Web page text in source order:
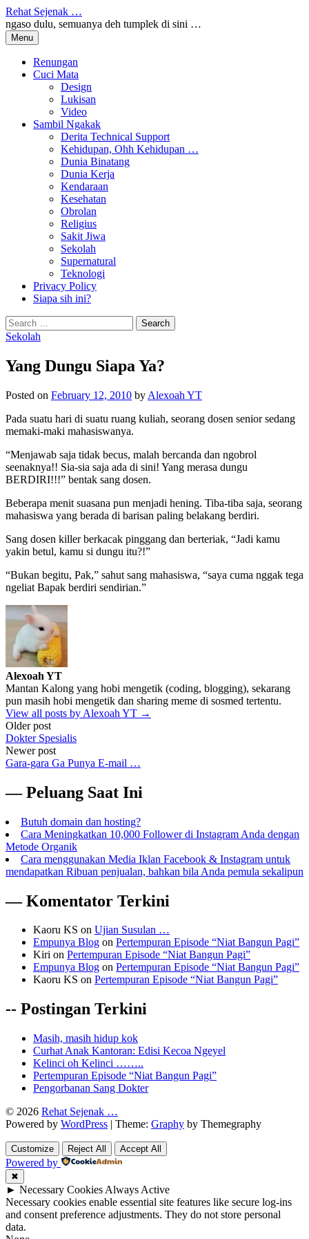
Skip
to
content
Rehat Sejenak …
ngaso dulu, semuanya deh tumplek di sini …
Menu
Renungan
Cuci Mata
Design
Lukisan
Video
Sambil Ngakak
Derita Technical Support
Kehidupan, Ohh Kehidupan …
Dunia Binatang
Dunia Kerja
Kendaraan
Kesehatan
Obrolan
Religius
Sakit Jiwa
Sekolah
Supernatural
Teknologi
Privacy Policy
Siapa sih ini?
Search
for:
Sekolah
Yang Dungu Siapa Ya?
Posted on February 12, 2010 by Alexoah YT
Pada suatu hari di suatu ruang kuliah, seorang dosen senior sedang
memaki-maki mahasiswanya.
“Menjawab saja tidak becus, malah bercanda dan ngobrol
seenaknya!! Sia-sia saja ada di sini! Yang merasa dungu
BERDIRI!!!” bentak sang dosen.
Beberapa menit suasana pun menjadi hening. Tiba-tiba saja, seorang
mahasiswa yang berada di barisan paling belakang berdiri.
Sang dosen killer berkacak pinggang dan berteriak, “Jadi kamu
yakin betul, kamu si dungu itu?!”
“Bukan begitu, Pak,” sahut sang mahasiswa, “saya cuma nggak tega
ngeliat Bapak berdiri sendirian.”
Alexoah YT
Mantan Kalong yang hobi mengetik (coding, blogging), sekarang
pun masih hobi mengetik dan sharing meme di sosmed tertentu.
View all posts by Alexoah YT →
Post
navigation
Older post
Dokter Spesialis
Newer post
Gara-gara Ga Punya E-mail …
— Peluang Saat Ini
Butuh domain dan hosting?
Cara Meningkatkan 10,000 Follower di Instagram Anda dengan
Metode Organik
Cara menggunakan Media Iklan Facebook & Instagram untuk
mendapatkan Ribuan penjualan, bahkan bila Anda pemula sekalipun
— Komentator Terkini
Kaoru KS on Ujian Susulan …
Empunya Blog on Pertempuran Episode “Niat Bangun Pagi”
Kiri on Pertempuran Episode “Niat Bangun Pagi”
Empunya Blog on Pertempuran Episode “Niat Bangun Pagi”
Kaoru KS on Pertempuran Episode “Niat Bangun Pagi”
-- Postingan Terkini
Masih, masih hidup kok
Curhat Anak Kantoran: Edisi Kecoa Ngeyel
Kelinci oh Kelinci ……..
Pertempuran Episode “Niat Bangun Pagi”
Pengorbanan Sang Dokter
© 2026 Rehat Sejenak …
Powered by WordPress | Theme: Graphy by Themegraphy
Customize Reject All Accept All
Powered by
✖
► Necessary Cookies Always Active
Necessary cookies enable essential site features like secure log-ins
and consent preference adjustments. They do not store personal
data.